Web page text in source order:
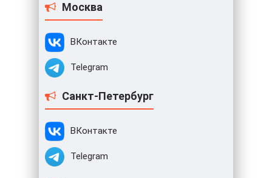
Москва
ВКонтакте
Telegram
Санкт-Петербург
ВКонтакте
Telegram